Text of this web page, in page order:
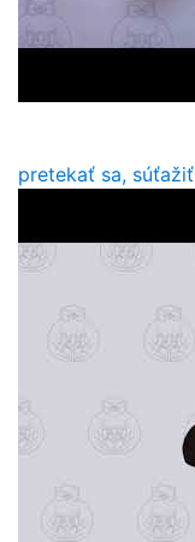
pretekať sa, súťažiť